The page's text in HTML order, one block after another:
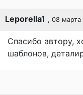
Leporella1 , 08
Спасибо автору,
шаблонов,